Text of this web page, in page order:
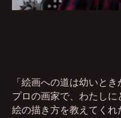
「絵画への道は幼いと
プロの画家で、わたしに
絵の描き方を教えてくれ